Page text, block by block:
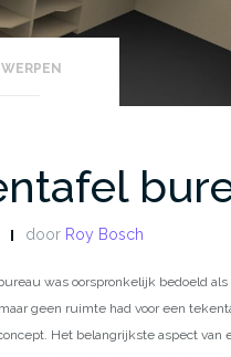
door Roy Bosch
was oorspronkelijk bedoeld
geen ruimte had voor een
Het belangrijkste aspect van